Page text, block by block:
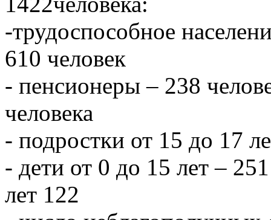
-трудоспособное
610 человек
- пенсионеры – 238
человека
- подростки от 15 до 17
- дети от 0 до 15 лет –
лет 122